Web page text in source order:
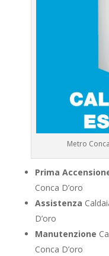
Metro
Prima
Conca D’oro
Assistenza
D’oro
Manutenzione
Conca D’oro